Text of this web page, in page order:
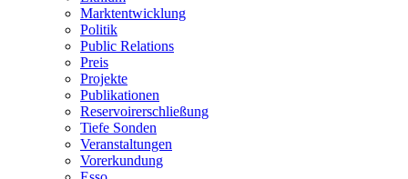
Marktentwicklung
Politik
Public Relations
Preis
Projekte
Publikationen
Reservoirerschließung
Tiefe Sonden
Veranstaltungen
Vorerkundung